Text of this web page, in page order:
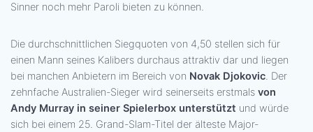
Sinner noch mehr Paroli bieten zu können.
Die durchschnittlichen Siegquoten von 4,50 stellen sich für
einen Mann seines Kalibers durchaus attraktiv dar und liegen
bei manchen Anbietern im Bereich von Novak Djokovic. Der
zehnfache Australien-Sieger wird seinerseits erstmals von
Andy Murray in seiner Spielerbox unterstützt und würde
sich bei einem 25. Grand-Slam-Titel der älteste Major-